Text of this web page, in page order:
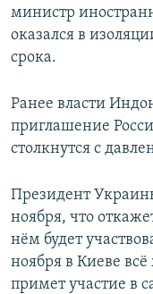
министр
оказался в
срока.
Ранее власти
приглашение
столкнутся с
Президент
ноября, что
нём будет
ноября в Киеве
примет участие в